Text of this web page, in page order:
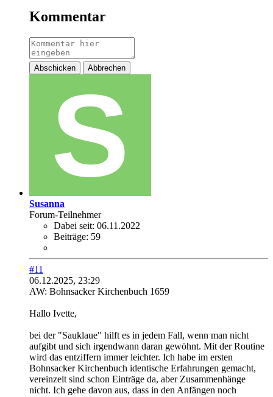
Kommentar
Abschicken Abbrechen
Susanna
Forum-Teilnehmer
Dabei seit: 06.11.2022
Beiträge: 59
#11
06.12.2025, 23:29
AW: Bohnsacker Kirchenbuch 1659
Hallo Ivette,
bei der "Sauklaue" hilft es in jedem Fall, wenn man nicht
aufgibt und sich irgendwann daran gewöhnt. Mit der Routine
wird das entziffern immer leichter. Ich habe im ersten
Bohnsacker Kirchenbuch identische Erfahrungen gemacht,
vereinzelt sind schon Einträge da, aber Zusammenhänge
nicht. Ich gehe davon aus, dass in den Anfängen noch